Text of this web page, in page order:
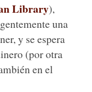
Library),
una
y se espera
(por otra
en el